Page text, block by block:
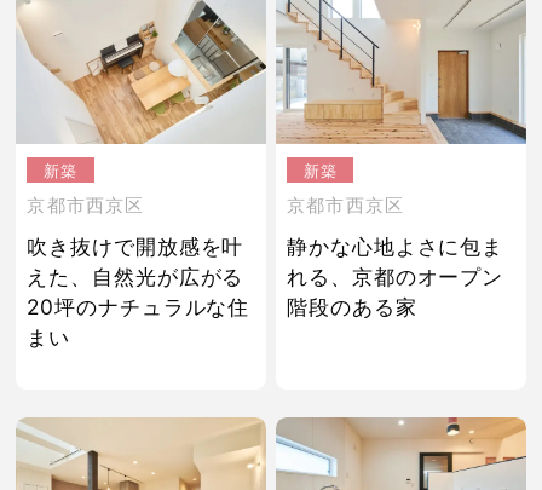
新築
京都市西京区
吹き抜けで開放感を叶
えた、自然光が広がる
20坪のナチュラルな住
まい
新築
京都市西京区
静かな心地よさに包ま
れる、京都のオープン
階段のある家